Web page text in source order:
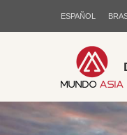
ESPAÑOL